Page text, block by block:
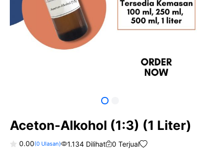
Aceton-Alkohol (1:3) (1 Liter)
0.00(0Ulasan) 1.134 Dilihat 0 Terjual